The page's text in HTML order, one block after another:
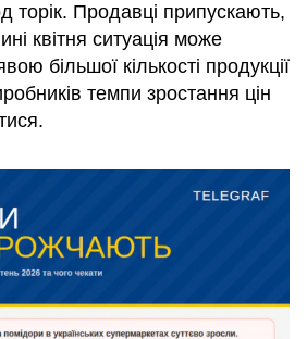
торік. Продавці припускають,
квітня ситуація може
більшої кількості продукції
темпи зростання цін